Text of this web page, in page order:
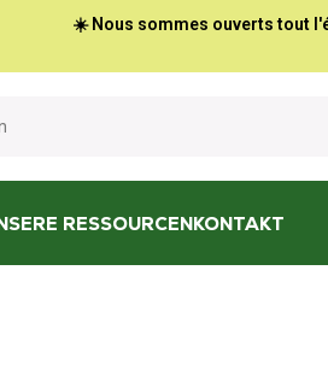
☀️ Nous sommes ouverts tout
RESSOURCENKONTAKT